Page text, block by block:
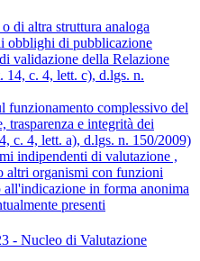
di altra struttura analoga
obblighi di pubblicazione
validazione della Relazione
14, c. 4, lett. c), d.lgs. n.
funzionamento complessivo del
trasparenza e integrità dei
c. 4, lett. a), d.lgs. n. 150/2009)
indipendenti di valutazione ,
altri organismi con funzioni
all'indicazione in forma anonima
presenti
- Nucleo di Valutazione